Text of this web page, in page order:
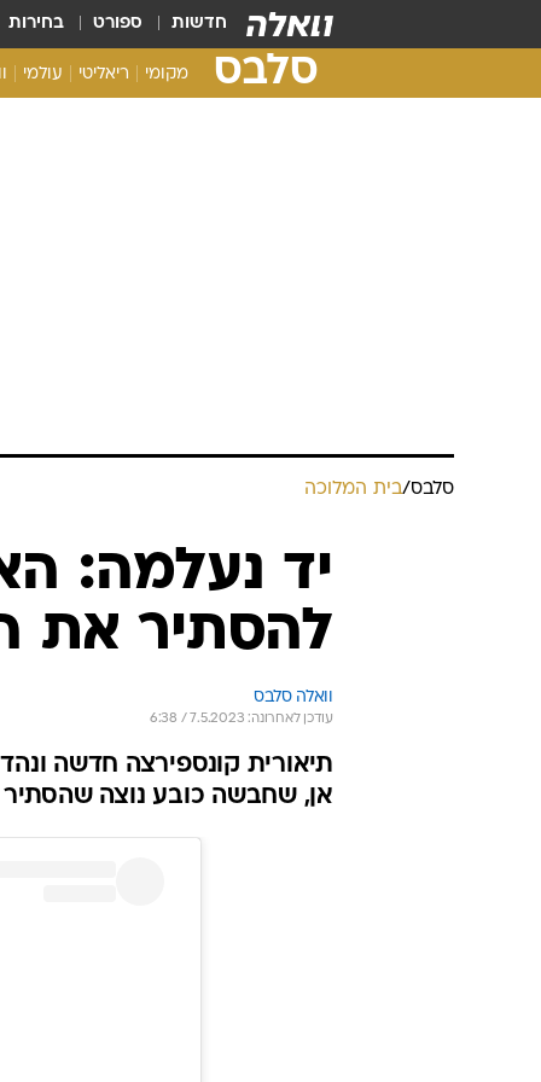
חדשות ספורט בחירות
סלבס מקומי ריאליטי עולמי
סלבס/בית המלוכה
יד נעלמה:
להסתיר את
וואלה סלבס
עודכן לאחרונה: 7.5.2023 / 6:38
תיאורית קונספירצה חדשה
אן, שחבשה כובע נוצה שהסתיר